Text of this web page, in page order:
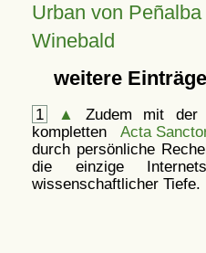
Urban von Peñalba
Winebald
weitere
1 ▲
Zudem mit der
kompletten Acta
durch persönliche
die einzige
wissenschaftlicher Tiefe.